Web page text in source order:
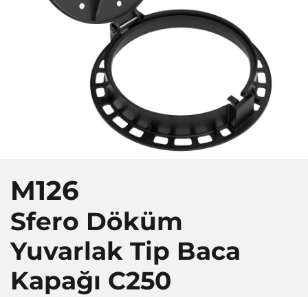
M126
Sfero Döküm
Yuvarlak Tip Baca
Kapağı C250